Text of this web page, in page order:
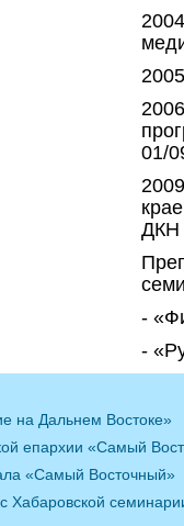
01/
ДКН
-
-
на Дальнем Востоке»
епархии «Самый
«Самый Восточный»
Хабаровской